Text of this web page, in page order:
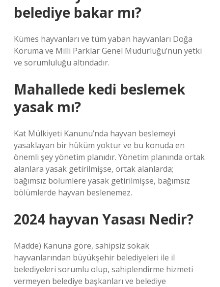
belediye bakar mı?
Kümes hayvanları ve tüm yaban hayvanları Doğa
Koruma ve Milli Parklar Genel Müdürlüğü’nün yetki
ve sorumluluğu altındadır.
Mahallede kedi beslemek
yasak mı?
Kat Mülkiyeti Kanunu’nda hayvan beslemeyi
yasaklayan bir hüküm yoktur ve bu konuda en
önemli şey yönetim planıdır. Yönetim planında ortak
alanlara yasak getirilmişse, ortak alanlarda;
bağımsız bölümlere yasak getirilmişse, bağımsız
bölümlerde hayvan beslenemez.
2024 hayvan Yasası Nedir?
Madde) Kanuna göre, sahipsiz sokak
hayvanlarından büyükşehir belediyeleri ile il
belediyeleri sorumlu olup, sahiplendirme hizmeti
vermeyen belediye başkanları ve belediye